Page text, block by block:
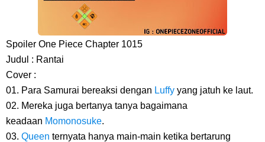
7 Fakta Franky One Piece, Pernah Dapat Tawaran Buah Iblis Mera
Mera No Mi
Profil Anwar Hafid, Politisi Yang Mernjadi Gubernur Provinsi Sulawesi
Tengah
Resep Pesmol Ikan Mas, Makanan Khas Sunda Dengan Rasa Yang
Spoiler One Piece Chapter 1015
Judul : Rantai
Cover :
01. Para Samurai bereaksi dengan Luffy yang jatuh ke laut.
02. Mereka juga bertanya tanya bagaimana
keadaan Momonosuke.
03. Queen ternyata hanya main-main ketika bertarung